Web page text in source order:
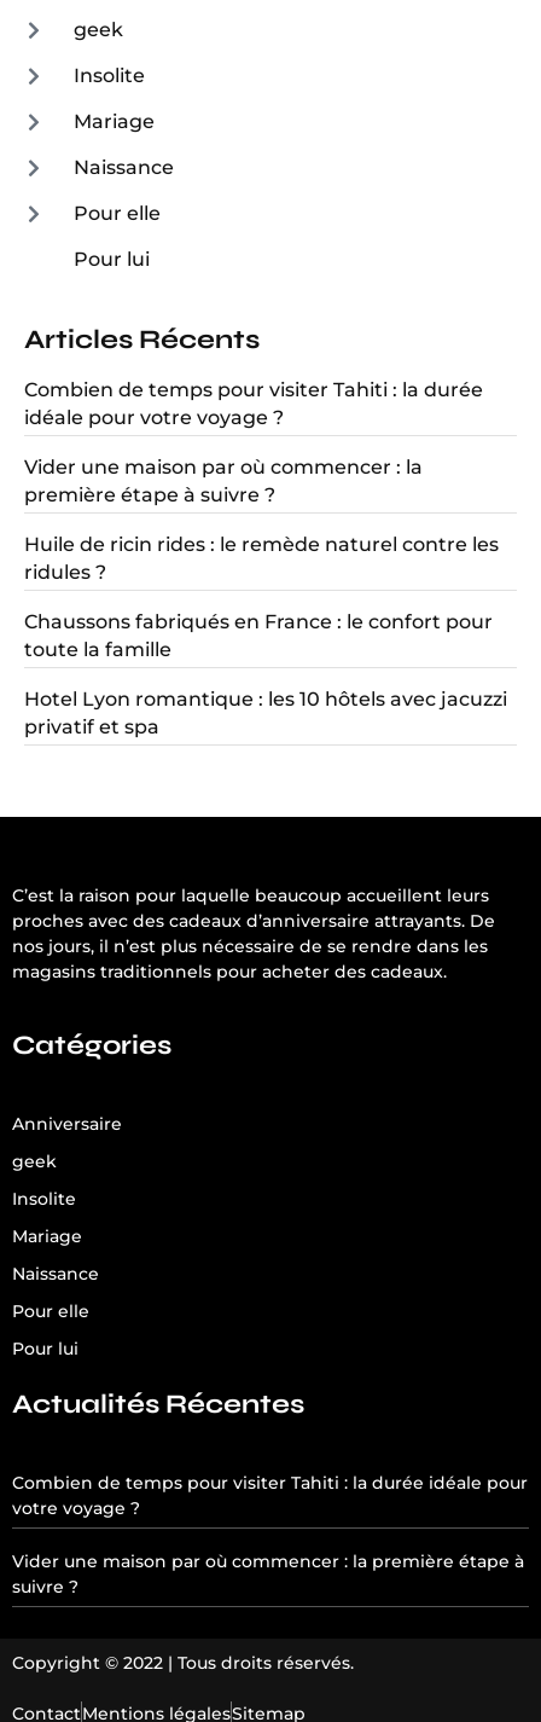
geek
Insolite
Mariage
Naissance
Pour elle
Pour lui
Articles Récents
Combien de temps pour visiter Tahiti : la durée
idéale pour votre voyage ?
Vider une maison par où commencer : la
première étape à suivre ?
Huile de ricin rides : le remède naturel contre les
ridules ?
Chaussons fabriqués en France : le confort pour
toute la famille
Hotel Lyon romantique : les 10 hôtels avec jacuzzi
privatif et spa
C’est la raison pour laquelle beaucoup accueillent leurs
proches avec des cadeaux d’anniversaire attrayants. De
nos jours, il n’est plus nécessaire de se rendre dans les
magasins traditionnels pour acheter des cadeaux.
Catégories
Anniversaire
geek
Insolite
Mariage
Naissance
Pour elle
Pour lui
Actualités Récentes
Combien de temps pour visiter Tahiti : la durée idéale pour
votre voyage ?
Vider une maison par où commencer : la première étape à
suivre ?
Copyright © 2022 | Tous droits réservés.
ContactMentions légalesSitemap